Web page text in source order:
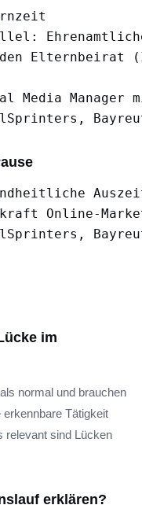
Elternbeirat
Media Manager
Online-
im
normal und brauchen
erkennbare Tätigkeit
relevant sind Lücken
erklären?